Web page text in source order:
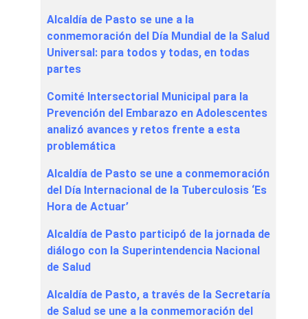
Alcaldía de Pasto se une a la
conmemoración del Día Mundial de la Salud
Universal: para todos y todas, en todas
partes
Comité Intersectorial Municipal para la
Prevención del Embarazo en Adolescentes
analizó avances y retos frente a esta
problemática
Alcaldía de Pasto se une a conmemoración
del Día Internacional de la Tuberculosis ‘Es
Hora de Actuar’
Alcaldía de Pasto participó de la jornada de
diálogo con la Superintendencia Nacional
de Salud
Alcaldía de Pasto, a través de la Secretaría
de Salud se une a la conmemoración del